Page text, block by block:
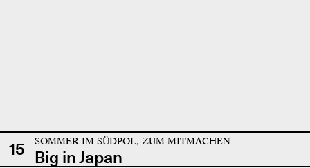
15 SOMMER IM SÜDPOL, ZUM MITMACHEN
Big in Japan